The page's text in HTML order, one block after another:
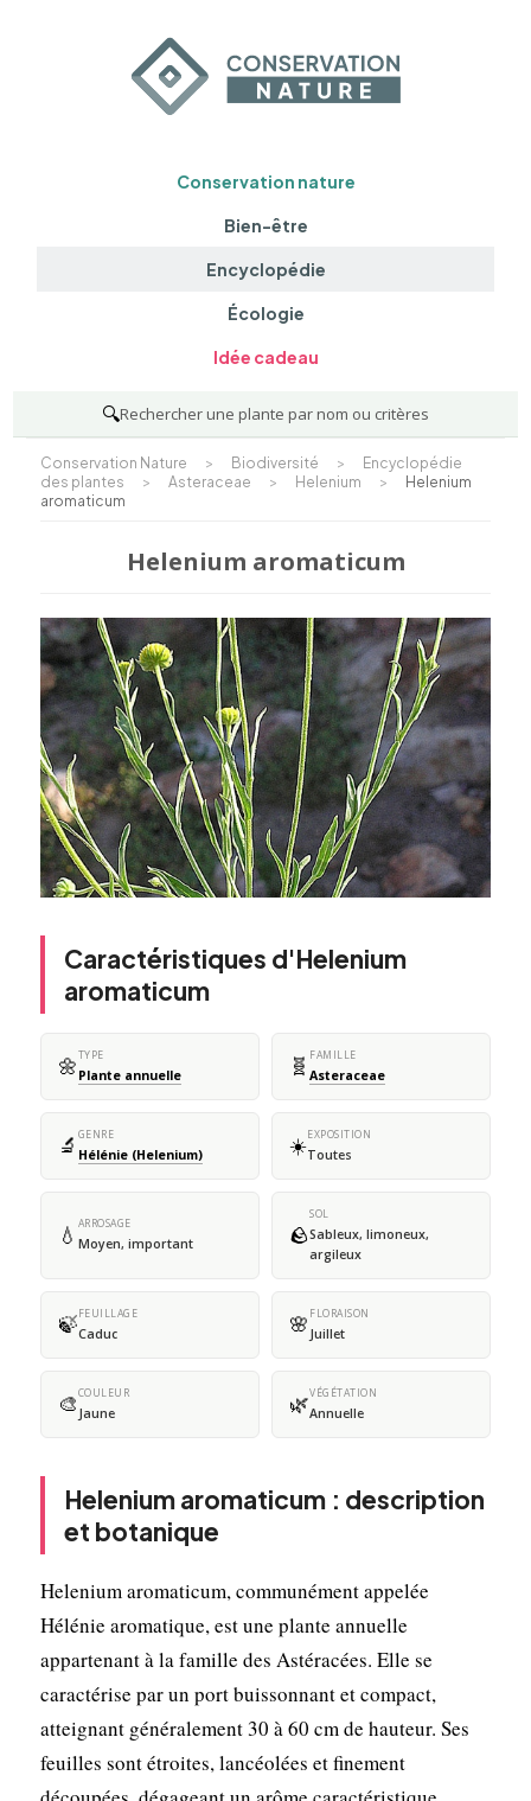
Conservation nature
Bien-être
Encyclopédie
Écologie
Idée cadeau
🔍Rechercher une plante par nom ou critères
Conservation Nature > Biodiversité >
Encyclopédie
des plantes
> Asteraceae > Helenium >
Helenium
aromaticum
Helenium aromaticum
Caractéristiques d'Helenium
aromaticum
🌼TYPE
Plante annuelle 🧬 FAMILLE
Asteraceae
🔬 GENRE
Hélénie (Helenium) ☀️EXPOSITION
Toutes
💧 ARROSAGE
Moyen, important 🪨
SOL
Sableux, limoneux,
argileux
🍃FEUILLAGE
Caduc 🌸 FLORAISON
Juillet
🎨COULEUR
Jaune 🌿VÉGÉTATION
Annuelle
Helenium aromaticum : description
et botanique
Helenium aromaticum, communément appelée
Hélénie aromatique, est une plante annuelle
appartenant à la famille des Astéracées. Elle se
caractérise par un port buissonnant et compact,
atteignant généralement 30 à 60 cm de hauteur. Ses
feuilles sont étroites, lancéolées et finement